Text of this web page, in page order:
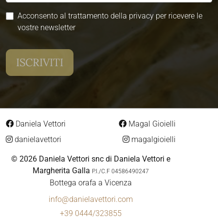
Acconsento al trattamento della privacy per ricevere le
vostre newsletter
Daniela Vettori
danielavettori
Magal Gioielli
magalgioielli
© 2026 Daniela Vettori snc di Daniela Vettori e
Margherita Galla P.I./C.F 04586490247
Bottega orafa a Vicenza
info@danielavettori.com
+39 0444/323855